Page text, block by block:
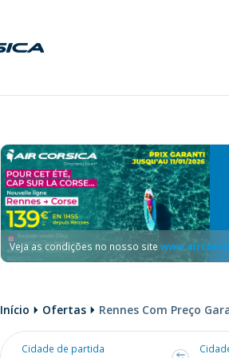
Bélgica
França
Itália
Veja as condições no nosso site
Início Ofertas Rennes Com Preço
Cidade de partida